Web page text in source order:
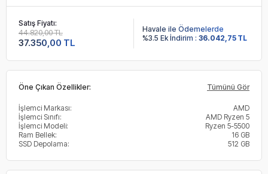
Satış Fiyatı:
37.350,00 TL
44.820,00 TL
Havale ile Ödemelerde
%3.5 Ek İndirim : 36.042,75 TL
Öne Çıkan Özellikler: Tümünü Gör
İşlemci Markası:
AMD
İşlemci Sınıfı:
AMD Ryzen 5
İşlemci Modeli:
Ryzen 5-5500
Ram Bellek:
16 GB
SSD Depolama:
512 GB